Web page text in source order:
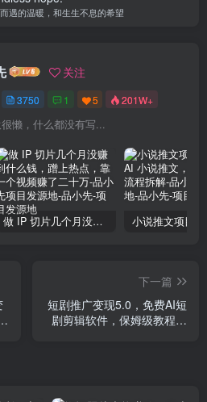
遇的温暖，和生生不息的希望
关注
3750 1 5 201W+
懒，什么都没有写...
做 IP 切片几个月没赚到什么钱，蹭上热点，靠一个视频赚了二十万-品小先项目发源地
下一篇
短剧推广变现5.0，免费AI短
剧剪辑软件，保姆级教程，